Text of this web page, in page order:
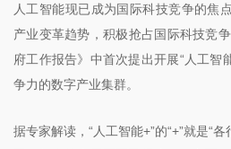
人工智能现已成为国际科技竞争的焦
产业变革趋势，积极抢占国际科技竞
府工作报告》中首次提出开展“人工智
争力的数字产业集群。
据专家解读，“人工智能+”的“+”就是“